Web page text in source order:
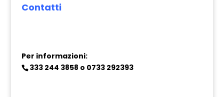
Contatti
Per informazioni:
333 244 3858 o 0733 292393